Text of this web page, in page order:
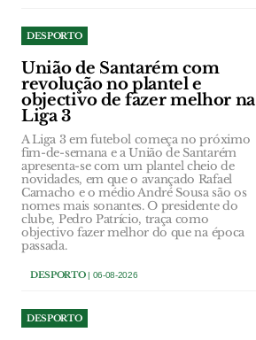
DESPORTO
União de Santarém com
revolução no plantel e
objectivo de fazer melhor na
Liga 3
A Liga 3 em futebol começa no próximo
fim-de-semana e a União de Santarém
apresenta-se com um plantel cheio de
novidades, em que o avançado Rafael
Camacho e o médio André Sousa são os
nomes mais sonantes. O presidente do
clube, Pedro Patrício, traça como
objectivo fazer melhor do que na época
passada.
DESPORTO| 06-08-2026
DESPORTO